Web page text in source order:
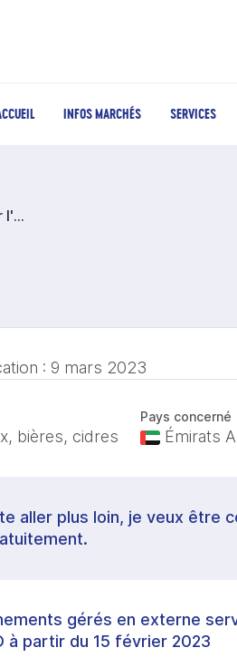
INFOS MARCHÉS SERVICES
Nouvelles règles sur l'alcool introduites dans les hôtels
: 9 mars 2023
bières, cidres
Pays concerné
Émirats
aller plus loin, je veux être
gérés en externe
à partir du 15 février 2023